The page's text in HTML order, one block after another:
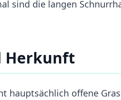
sind die langen
Herkunft
hauptsächlich offene